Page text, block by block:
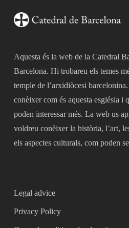
Aquesta és la web de la Catedral
Barcelona. Hi trobareu els temes
temple de l’arxidiòcesi
conèixer com és aquesta església i
poden interessar més. La web us
voldreu conèixer la història, l’art,
els aspectes culturals, com poden
Legal advice
Privacy Policy